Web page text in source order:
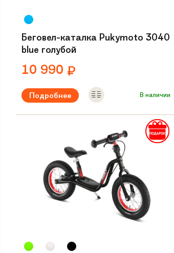
Беговел-каталка Pukymoto 3040
blue голубой
10 990 ₽
Подробнее В наличии
Рекомендуемый возраст:от 1 года